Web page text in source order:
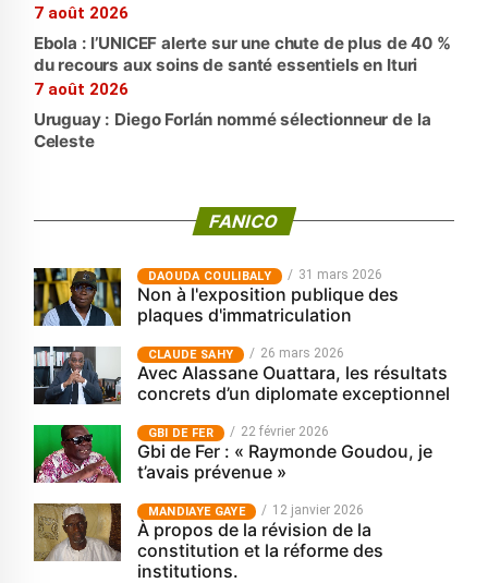
7 août 2026
Ebola : l’UNICEF alerte sur une chute de plus de 40 %
du recours aux soins de santé essentiels en Ituri
7 août 2026
Uruguay : Diego Forlán nommé sélectionneur de la
Celeste
FANICO
‎DAOUDA COULIBALY 31 mars 2026
Non à l'exposition publique des
plaques d'immatriculation
CLAUDE SAHY 26 mars 2026
Avec Alassane Ouattara, les résultats
concrets d’un diplomate exceptionnel
GBI DE FER 22 février 2026
Gbi de Fer : « Raymonde Goudou, je
t’avais prévenue »
MANDIAYE GAYE 12 janvier 2026
À propos de la révision de la
constitution et la réforme des
institutions.